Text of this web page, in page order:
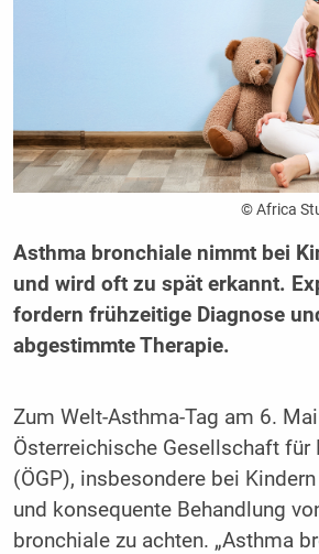
© Africa
Asthma bronchiale nimmt bei
und wird oft zu spät erkannt.
fordern frühzeitige Diagnose
abgestimmte Therapie.
Zum Welt-Asthma-Tag am 6.
Österreichische Gesellschaft für
(ÖGP), insbesondere bei
und konsequente Behandlung
bronchiale zu achten. „Asthma